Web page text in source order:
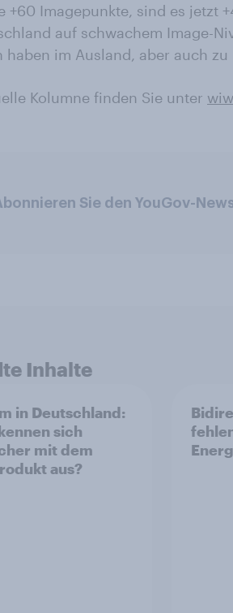
+60 Imagepunkte, sind es jetzt
auf schwachem Image-
haben im Ausland, aber auch zu
Kolumne finden Sie unter
Sie den YouGov-
Inhalte
in Deutschland:
sich
mit dem
aus?